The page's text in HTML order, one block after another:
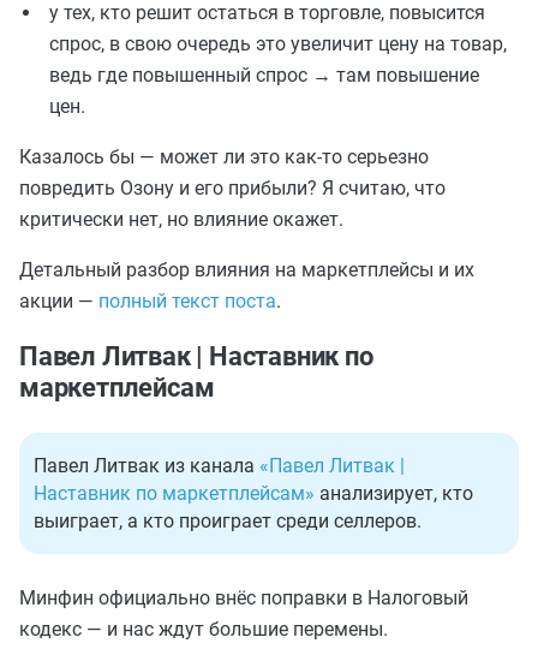
у тех, кто решит остаться в торговле, повысится
спрос, в свою очередь это увеличит цену на товар,
ведь где повышенный спрос → там повышение
цен.
Казалось бы — может ли это как-то серьезно
повредить Озону и его прибыли? Я считаю, что
критически нет, но влияние окажет.
Детальный разбор влияния на маркетплейсы и их
акции — полный текст поста.
Павел Литвак | Наставник по
маркетплейсам
Павел Литвак из канала «Павел Литвак |
Наставник по маркетплейсам» анализирует, кто
выиграет, а кто проиграет среди селлеров.
Минфин официально внёс поправки в Налоговый
кодекс — и нас ждут большие перемены.